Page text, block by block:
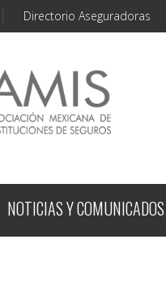
Directorio Aseguradoras
NOTICIAS Y COMUNICADOS